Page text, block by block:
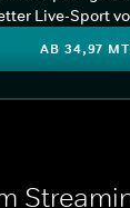
Live-Sport
AB 34,97